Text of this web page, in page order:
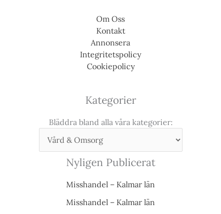
Om Oss
Kontakt
Annonsera
Integritetspolicy
Cookiepolicy
Kategorier
Bläddra bland alla våra kategorier:
Nyligen Publicerat
Misshandel – Kalmar län
Misshandel – Kalmar län